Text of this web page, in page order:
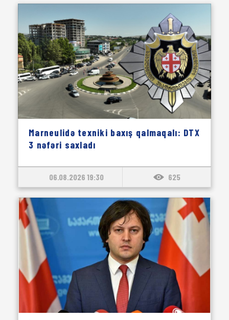
Marneulidə texniki baxış qalmaqalı: DTX
3 nəfəri saxladı
06.08.2026 19:30 625